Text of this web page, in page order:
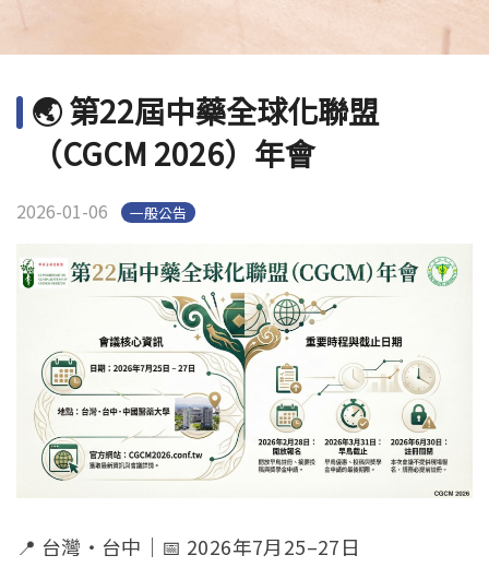
Open submenu (學生專區)
學生專區
Open
English
🌏 第22屆中藥全球化聯盟
（CGCM 2026）年會
2026-01-06 一般公告
📍 台灣・台中｜📅 2026年7月25–27日